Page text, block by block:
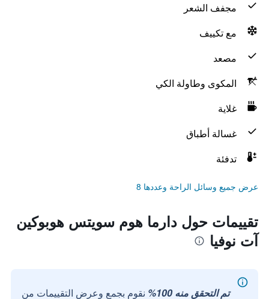
مجفف الشعر
مع تكييف
مصعد
المكوى وطاولة الكي
غلاية
غسالة أطباق
تدفئة
عرض جميع وسائل الراحة وعددها 8
تقييمات حول دارما هوم سويتس هوبوكين
آت نوفيا
تم التحقق منه 100% نقوم بجمع وعرض التقييمات من